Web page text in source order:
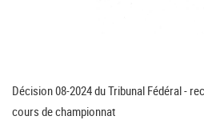
Décision 08-2024 du Tribunal Fédéral -
cours de championnat